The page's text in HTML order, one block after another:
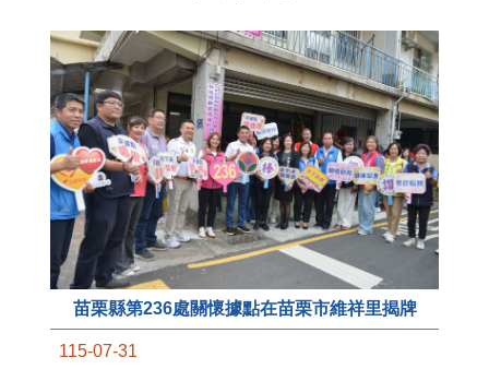
苗栗縣第236處關懷據點在苗栗市維祥里揭牌
115-07-31